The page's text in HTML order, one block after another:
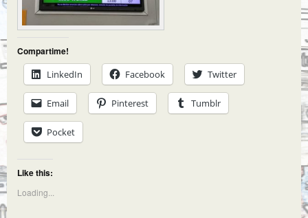
Compartime!
LinkedIn
Facebook Twitter
Email Pinterest Tumblr
Pocket
Like this:
Loading...